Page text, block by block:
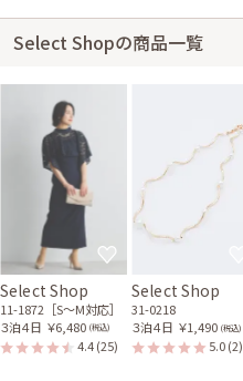
Select Shopの商品一覧
Select Shop
11-1872［S〜M対応］
３泊４日 ￥6,480 (税込)
4.4(25)
Select Shop
31-0218
３泊４日 ￥1,490 (税込)
5.0(2)